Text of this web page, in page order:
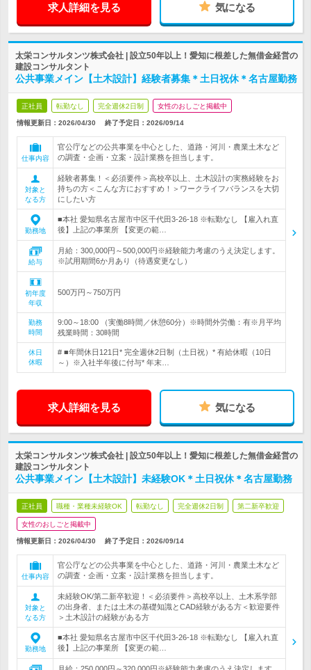
求人詳細を見る 気になる
太栄コンサルタンツ株式会社 | 設立50年以上！愛知に根差した無借金経営の
建設コンサルタント
公共事業メイン【土木設計】経験者募集＊土日祝休＊名古屋勤務
正社員 転勤なし 完全週休2日制 女性のおしごと掲載中
情報更新日：2026/04/30 終了予定日： 2026/09/14
仕事内容
官公庁などの公共事業を中心とした、道路・河川・農業土木など
の調査・企画・立案・設計業務を担当します。
対象と
なる方
経験者募集！＜必須要件＞高校卒以上、土木設計の実務経験をお
持ちの方＜こんな方におすすめ！＞ワークライフバランスを大切
にしたい方
勤務地
■本社 愛知県名古屋市中区千代田3-26-18 ※転勤なし 【雇入れ直
後】上記の事業所 【変更の範…
給与
月給：300,000円～500,000円※経験能力考慮のうえ決定します。
※試用期間6か月あり（待遇変更なし）
初年度
年収
500万円～750万円
勤務
時間
9:00～18:00 （実働8時間／休憩60分）※時間外労働：有※月平均
残業時間：30時間
休日
休暇
# ■年間休日121日* 完全週休2日制（土日祝）* 有給休暇（10日
～）※入社半年後に付与* 年末…
求人詳細を見る 気になる
太栄コンサルタンツ株式会社 | 設立50年以上！愛知に根差した無借金経営の
建設コンサルタント
公共事業メイン【土木設計】未経験OK＊土日祝休＊名古屋勤務
正社員 職種・業種未経験OK 転勤なし 完全週休2日制 第二新卒歓迎
女性のおしごと掲載中
情報更新日：2026/04/30 終了予定日： 2026/09/14
仕事内容
官公庁などの公共事業を中心とした、道路・河川・農業土木など
の調査・企画・立案・設計業務を担当します。
対象と
なる方
未経験OK/第二新卒歓迎！＜必須要件＞高校卒以上、土木系学部
の出身者、または土木の基礎知識とCAD経験がある方＜歓迎要件
＞土木設計の経験がある方
勤務地
■本社 愛知県名古屋市中区千代田3-26-18 ※転勤なし 【雇入れ直
後】上記の事業所 【変更の範…